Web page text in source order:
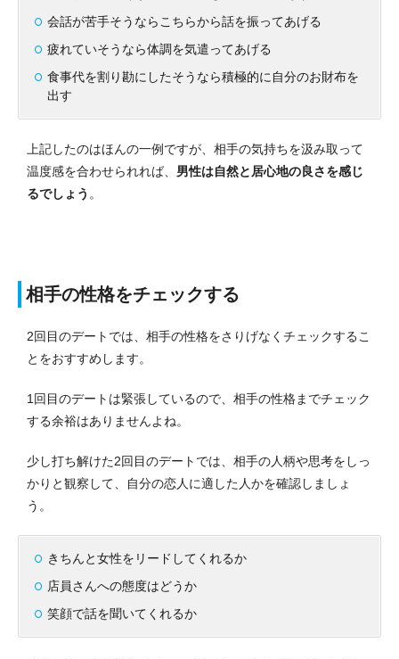
会話が苦手そうならこちらから話を振ってあげる
疲れていそうなら体調を気遣ってあげる
食事代を割り勘にしたそうなら積極的に自分のお財布を
出す
上記したのはほんの一例ですが、相手の気持ちを汲み取って
温度感を合わせられれば、 男性は自然と居心地の良さを感じ
るでしょう 。
相手の性格をチェックする
2回目のデートでは、相手の性格をさりげなくチェックするこ
とをおすすめします。
1回目のデートは緊張しているので、相手の性格までチェック
する余裕はありませんよね。
少し打ち解けた2回目のデートでは、相手の人柄や思考をしっ
かりと観察して、自分の恋人に適した人かを確認しましょ
う。
きちんと女性をリードしてくれるか
店員さんへの態度はどうか
笑顔で話を聞いてくれるか